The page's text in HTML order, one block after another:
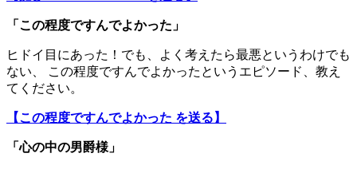
「この程度ですんでよかった」
ヒドイ目にあった！でも、よく考えたら最悪というわけでも
ない、 この程度ですんでよかったというエピソード、教え
てください。
【この程度ですんでよかった を送る】
「心の中の男爵様 」